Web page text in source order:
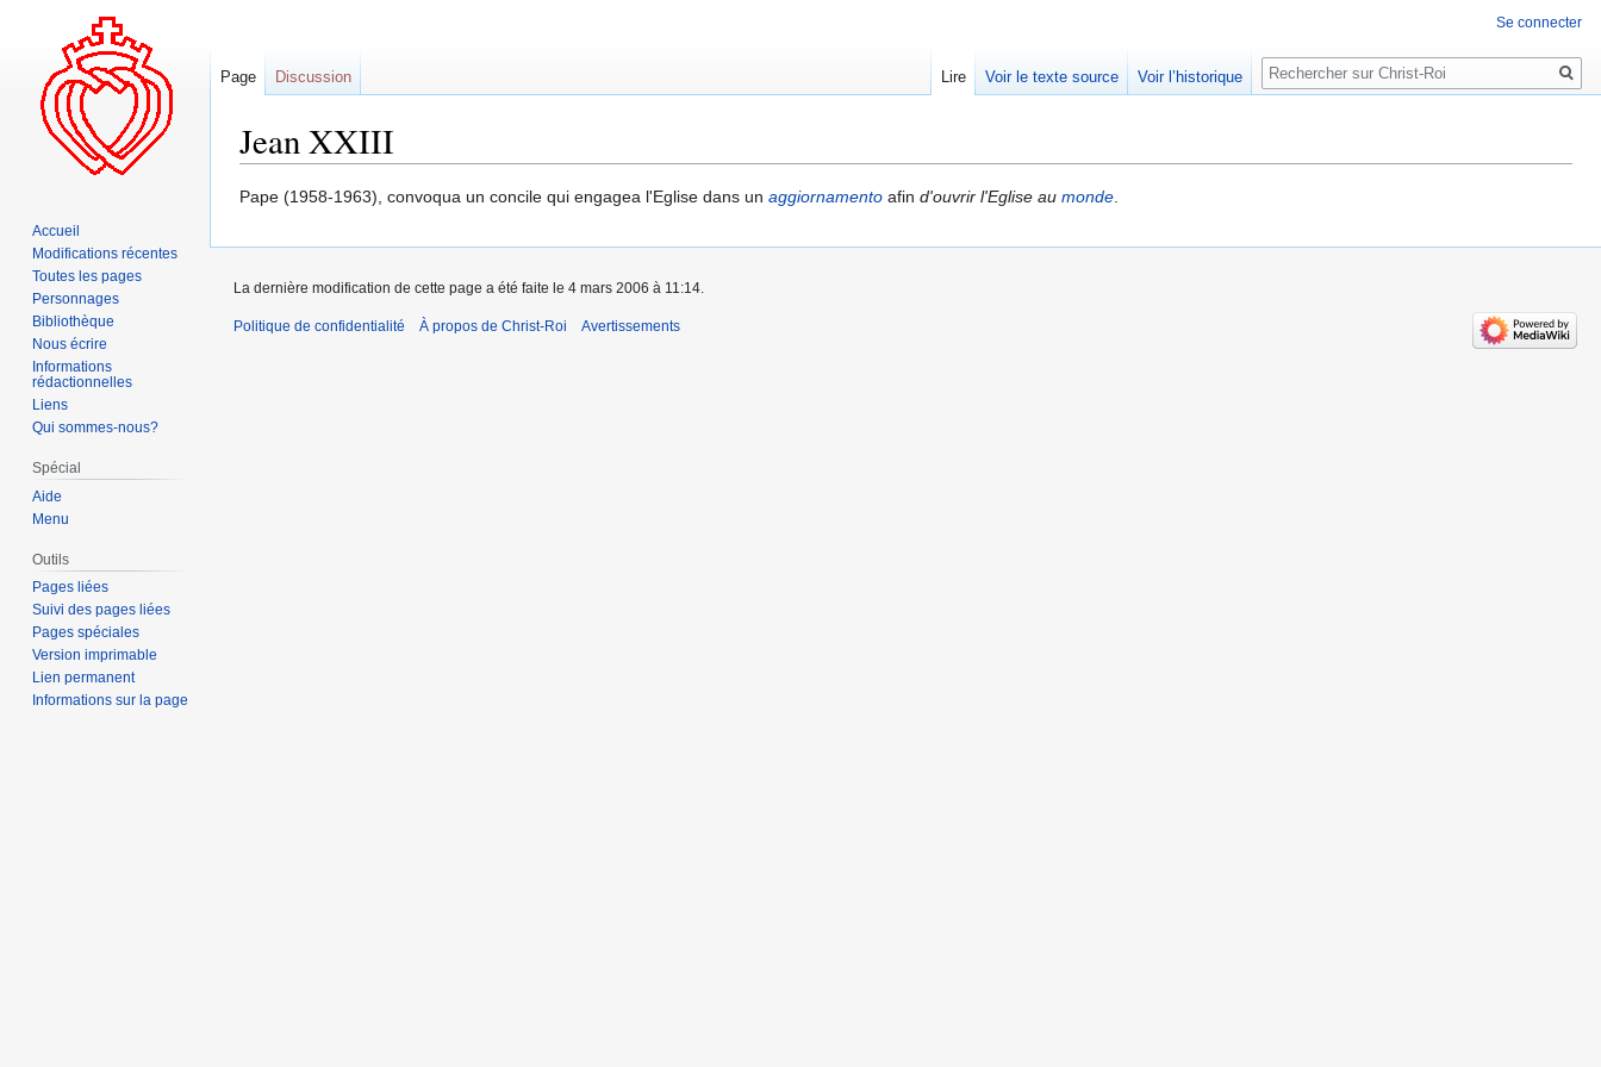
Jean XXIII
Aller
la
Aller
la
Pape (1958-1963), convoqua un concile qui engagea l'Eglise dans un aggiornamento afin d'ouvrir l'Eglise au monde.
Se connecter
Page Discussion Lire Voir le texte source Voir l’historique
Rechercher
Accueil
Modifications récentes
Toutes les pages
Personnages
Bibliothèque
Nous écrire
Informations
rédactionnelles
Liens
Qui sommes-nous?
Spécial
Aide
Menu
Outils
Pages liées
Suivi des pages liées
Pages spéciales
Version imprimable
Lien permanent
Informations sur la page
La dernière modification de cette page a été faite le 4 mars 2006 à 11:14.
Politique de confidentialité À propos de Christ-Roi Avertissements